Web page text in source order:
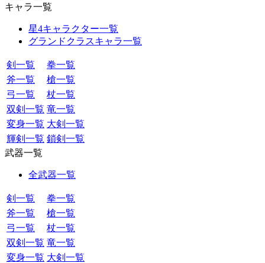
キャラ一覧
星4キャラクター一覧
グランドクラスキャラ一覧
剣一覧
拳一覧
斧一覧
槍一覧
弓一覧
杖一覧
双剣一覧 竜一覧
変身一覧 大剣一覧
輝剣一覧 鎖剣一覧
武器一覧
全武器一覧
剣一覧
拳一覧
斧一覧
槍一覧
弓一覧
杖一覧
双剣一覧 竜一覧
変身一覧 大剣一覧